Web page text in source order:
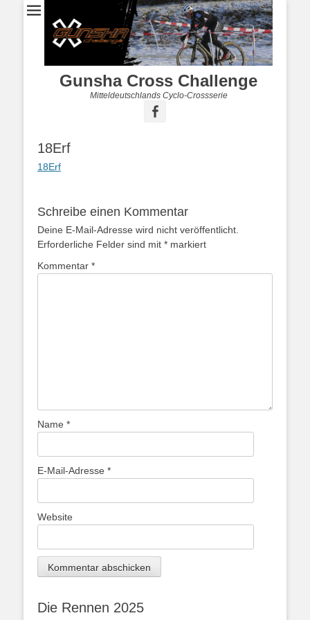
Gunsha Cross Challenge
Mitteldeutschlands Cyclo-Crossserie
18Erf
18Erf
Schreibe einen Kommentar
Deine E-Mail-Adresse wird nicht veröffentlicht.
Erforderliche Felder sind mit * markiert
Kommentar *
Name *
E-Mail-Adresse *
Website
Die Rennen 2025